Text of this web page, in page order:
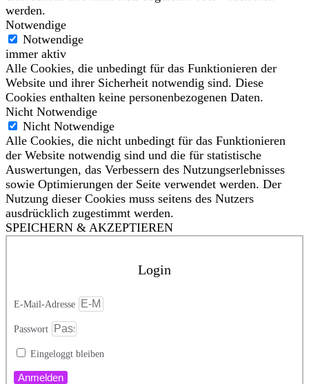
werden.
Notwendige
Notwendige
immer aktiv
Alle Cookies, die unbedingt für das Funktionieren der
Website und ihrer Sicherheit notwendig sind. Diese
Cookies enthalten keine personenbezogenen Daten.
Nicht Notwendige
Nicht Notwendige
Alle Cookies, die nicht unbedingt für das Funktionieren
der Website notwendig sind und die für statistische
Auswertungen, das Verbessern des Nutzungserlebnisses
sowie Optimierungen der Seite verwendet werden. Der
Nutzung dieser Cookies muss seitens des Nutzers
ausdrücklich zugestimmt werden.
SPEICHERN & AKZEPTIEREN
Login
E-Mail-Adresse
Passwort
Eingeloggt bleiben
Anmelden